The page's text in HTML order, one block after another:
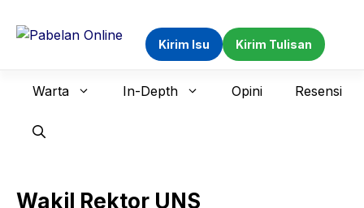
Kirim Isu Kirim Tulisan
Warta In-Depth Opini Resensi
Wakil Rektor UNS